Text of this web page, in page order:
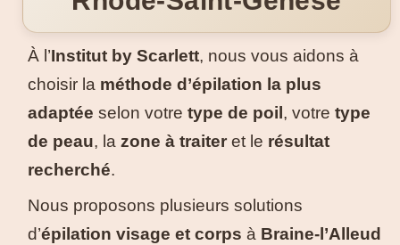
EN
À l’Institut by Scarlett, nous vous aidons à
choisir la méthode d’épilation la plus
adaptée selon votre type de poil , votre type
de peau, la zone à traiter et le résultat
recherché.
Nous proposons plusieurs solutions
d’épilation visage et corps à Braine-l’Alleud